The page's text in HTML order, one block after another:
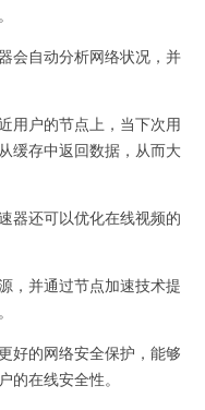
自动分析网络状况，并
户的节点上，当下次用
缓存中返回数据，从而大
还可以优化在线视频的
并通过节点加速技术提
的网络安全保护，能够
的在线安全性。